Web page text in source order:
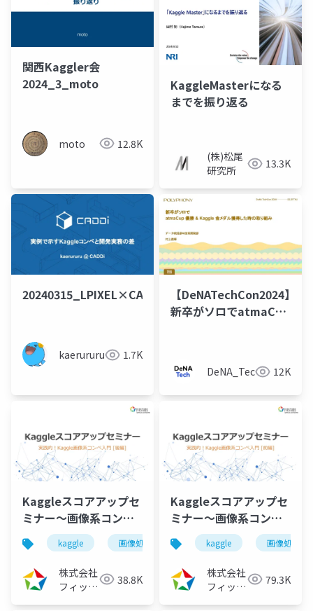
関西Kaggler会
2024_3_moto
moto 12.8K
KaggleMasterになる
までを振り返る
(株)松尾
研究所
13.3K
20240315_LPIXEL×CADDi_kaerururu
kaerururu 1.7K
【DeNATechCon2024】
新卒がソロでatmaCup
DeNA_Tech 12K
Kaggleスコアアップセ
ミナー～画像系コンペ
入門[後編]
（2023/09/26）
kaggle 画像処理 機械学習 ディープラー
株式会社
フィック
38.8K
Kaggleスコアアップセ
ミナー～画像系コンペ
入門[前編]
（2023/08/02）
kaggle 画像処理
株式会社
フィック
79.3K